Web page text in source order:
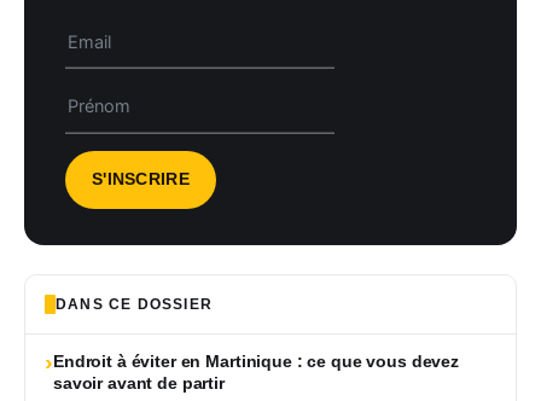
DANS CE DOSSIER
›Endroit à éviter en Martinique : ce que vous devez
savoir avant de partir